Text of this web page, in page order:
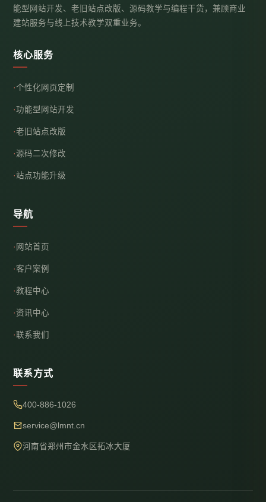
能型网站开发、老旧站点改版、源码教学与编程干货，兼顾商业
建站服务与线上技术教学双重业务。
核心服务
个性化网页定制
功能型网站开发
老旧站点改版
源码二次修改
站点功能升级
导航
网站首页
客户案例
教程中心
资讯中心
联系我们
联系方式
400-886-1026
service@lmnt.cn
河南省郑州市金水区拓冰大厦